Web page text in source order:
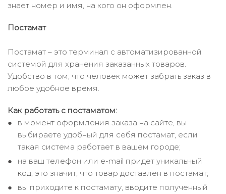
знает номер и имя, на кого он оформлен.
Постамат
Постамат – это терминал с автоматизированной
системой для хранения заказанных товаров.
Удобство в том, что человек может забрать заказ в
любое удобное время.
Как работать с постаматом:
в момент оформления заказа на сайте, вы
выбираете удобный для себя постамат, если
такая система работает в вашем городе;
на ваш телефон или e-mail придет уникальный
код, это значит, что товар доставлен в постамат;
вы приходите к постамату, вводите полученный